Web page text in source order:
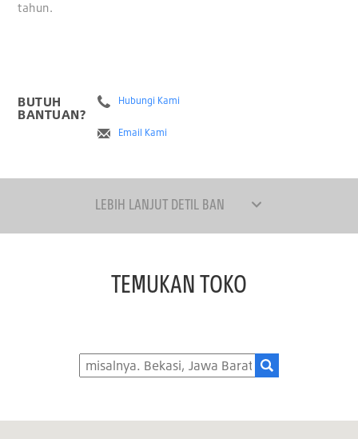
tahun.
BUTUH
BANTUAN?
Hubungi Kami
Email Kami
LEBIH LANJUT DETIL BAN
TEMUKAN TOKO